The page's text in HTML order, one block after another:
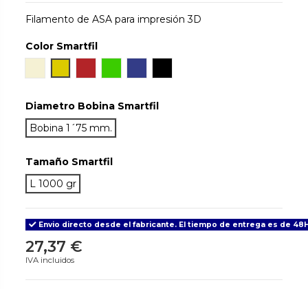
Filamento de ASA para impresión 3D
Color Smartfil
Diametro Bobina Smartfil
Bobina 1´75 mm.
Tamaño Smartfil
L 1000 gr
Envio directo desde el fabricante. El tiempo de entrega es de
27,37 €
IVA incluidos